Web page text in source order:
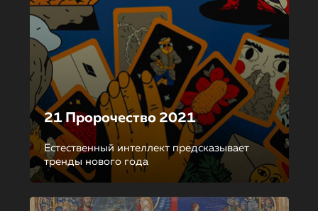
21 Пророчество 2021
Естественный интеллект предсказывает
тренды нового года